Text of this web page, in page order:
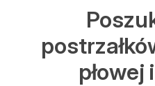
Hodowla lasu
Ochrona lasu
Nowe technologie
płowej